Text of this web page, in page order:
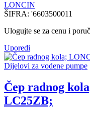
LONCIN
ŠIFRA: '6603500011
Ulogujte se za cenu i
Uporedi
Dijelovi za vodene pumpe
Čep radnog
LC25ZB;